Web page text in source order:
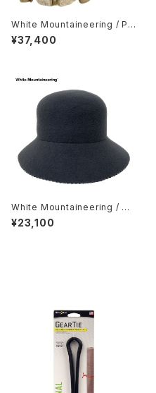
White Mountaineering / PA
TCHWORK FLEECE BLOUS
ON
¥37,400
White Mountaineering / W
OOL BELL HAT
¥23,100